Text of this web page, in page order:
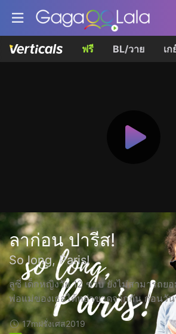
ฟรี BL/วาย เก
ลาก่อน ปารีส!
So long, Paris!
ลูซี่ เด็กหญิงวัย 12 ขวบ ยังไม่สามารถย
พ่อแม่ของเธอได้หย่าขาดจากกัน ก่อนวั
17mฝรั่งเศส2019